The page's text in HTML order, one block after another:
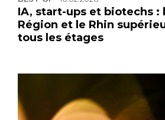
IA, start-ups et biotechs :
Région et le Rhin
tous les étages